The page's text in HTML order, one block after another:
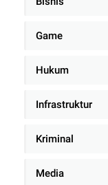
Game
Hukum
Infrastruktur
Kriminal
Media